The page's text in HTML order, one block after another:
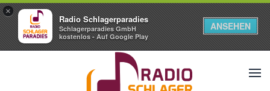
×
Radio Schlagerparadies
Schlagerparadies GmbH
kostenlos - Auf Google Play
ANSEHEN